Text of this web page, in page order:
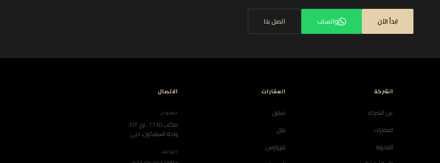
ابدأ الآن واتساب اتصل بنا
الشركة
عن الشركة
العقارات
المدونة
العقارات
شقق
فلل
بنتهاوس
الاتصال
العنوان
مكتب 1110، برج SIT،
واحة السيليكون، دبي
الهاتف